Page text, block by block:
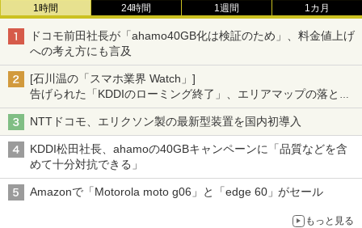
1時間 24時間 1週間 1カ月
ドコモ前田社長が「ahamo40GB化は検証のため」、料金値上げ
への考え方にも言及
[石川温の「スマホ業界 Watch」]
告げられた「KDDIのローミング終了」、エリアマップの落とし
穴と楽天モバイルの課題
NTTドコモ、エリクソン製の最新型装置を国内初導入
KDDI松田社長、ahamoの40GBキャンペーンに「品質などを含
めて十分対抗できる」
Amazonで「Motorola moto g06」と「edge 60」がセール
もっと見る